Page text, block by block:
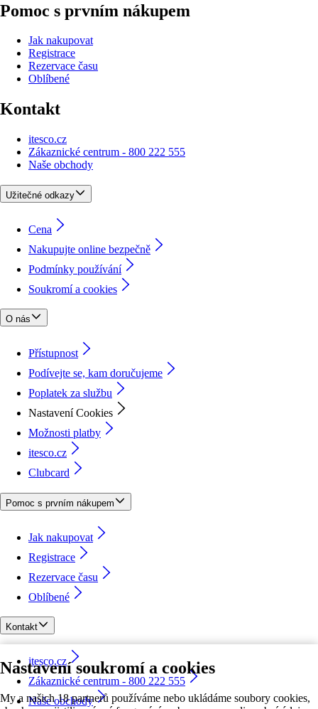
Nastavení soukromí a cookies
My a našich 18 partnerů používáme nebo ukládáme soubory cookies,
Pomoc s prvním nákupem
Jak nakupovat
Registrace
Rezervace času
Oblíbené
Kontakt
itesco.cz
Zákaznické centrum - 800 222 555
Naše obchody
Užitečné odkazy
Cena
Nakupujte online bezpečně
Podmínky používání
Soukromí a cookies
O nás
Přístupnost
Podívejte se, kam doručujeme
Poplatek za službu
Nastavení Cookies
Možnosti platby
itesco.cz
Clubcard
Pomoc s prvním nákupem
Jak nakupovat
Registrace
Rezervace času
Oblíbené
Kontakt
itesco.cz
Zákaznické centrum - 800 222 555
Naše obchody